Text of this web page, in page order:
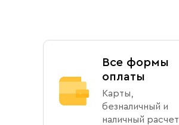
Все формы
оплаты
Карты,
безналичный и
наличный расчет